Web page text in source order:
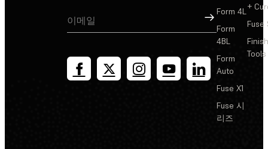
가입Form 4L
Form
4BL
Form
Auto
Fuse X1
Fuse 시
리즈
+
Fuse
Tools